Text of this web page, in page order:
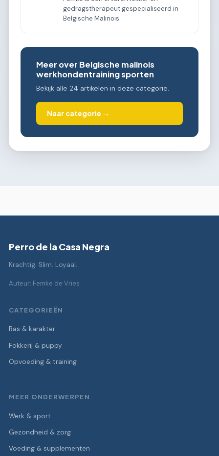
gedragstherapeut gespecialiseerd in
Belgische Malinois.
Meer over Belgische malinois
werkhondentraining sporten
Bekijk alle 24 artikelen in deze categorie.
Naar categorie →
Perro de la Casa Negra
Krachtig. Slim. Loyaal.
Auteur: Femke de Vries
CATEGORIEËN
Ras & karakter
Fokkerij & puppy
Opvoeding & training
MEER ONDERWERPEN
Werk & sport
Gezondheid & zorg
Voeding & supplementen